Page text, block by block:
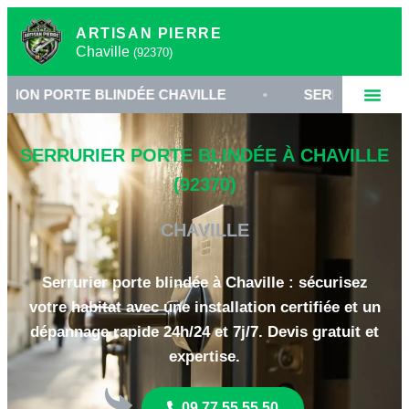
ARTISAN PIERRE
Chaville (92370)
BLINDÉE CHAVILLE • SERRURERIE HAUTE
SERRURIER PORTE BLINDÉE À CHAVILLE
(92370)
CHAVILLE
Serrurier porte blindée à Chaville : sécurisez
votre habitat avec une installation certifiée et un
dépannage rapide 24h/24 et 7j/7. Devis gratuit et
expertise.